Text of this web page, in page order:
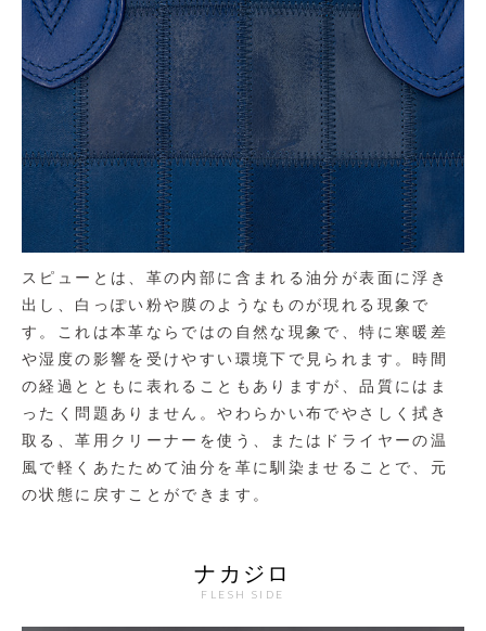
スピューとは、革の内部に含まれる油分が表面に浮き
出し、白っぽい粉や膜のようなものが現れる現象で
す。これは本革ならではの自然な現象で、特に寒暖差
や湿度の影響を受けやすい環境下で見られます。時間
の経過とともに表れることもありますが、品質にはま
ったく問題ありません。やわらかい布でやさしく拭き
取る、革用クリーナーを使う、またはドライヤーの温
風で軽くあたためて油分を革に馴染ませることで、元
の状態に戻すことができます。
ナカジロ
FLESH SIDE